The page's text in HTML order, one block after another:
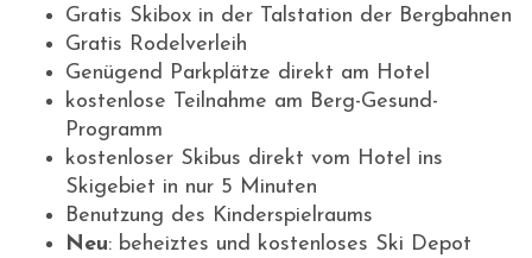
Gratis Skibox in der Talstation der Bergbahnen
Gratis Rodelverleih
Genügend Parkplätze direkt am Hotel
kostenlose Teilnahme am Berg-Gesund-
Programm
kostenloser Skibus direkt vom Hotel ins
Skigebiet in nur 5 Minuten
Benutzung des Kinderspielraums
Neu: beheiztes und kostenloses Ski Depot